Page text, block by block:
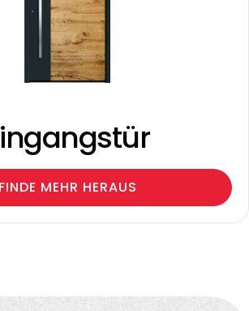
FINDE MEHR HERAUS